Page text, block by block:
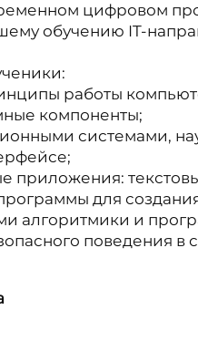
цифровом
обучению IT-
работы
компоненты;
системами,
приложения:
для
алгоритмики и
поведения в